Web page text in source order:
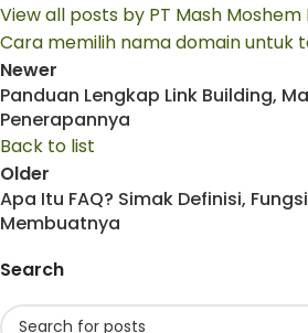
View all posts by PT Mash Moshem
Cara memilih nama domain untuk
Newer
Panduan Lengkap Link Building,
Penerapannya
Back to list
Older
Apa Itu FAQ? Simak Definisi,
Membuatnya
Search